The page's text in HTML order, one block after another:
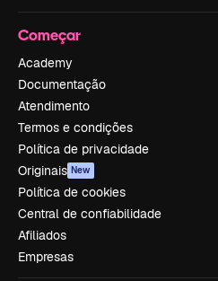
Começar
Academy
Documentação
Atendimento
Termos e condições
Política de privacidade
Originais New
Política de cookies
Central de confiabilidade
Afiliados
Empresas